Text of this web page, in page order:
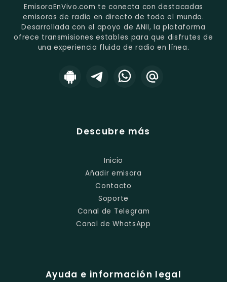
EmisoraEnVivo.com te conecta con destacadas
emisoras de radio en directo de todo el mundo.
Desarrollada con el apoyo de ANII, la plataforma
ofrece transmisiones estables para que disfrutes de
una experiencia fluida de radio en línea.
Descubre más
Inicio
Añadir emisora
Contacto
Soporte
Canal de Telegram
Canal de WhatsApp
Ayuda e información legal